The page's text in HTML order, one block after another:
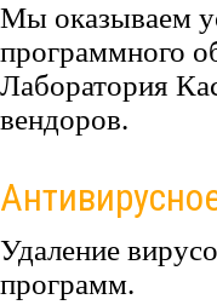
Мы оказываем
программного
Лаборатория
вендоров.
Удаление
программ.